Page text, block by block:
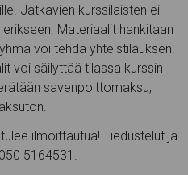
Jatkavien kurssilaisten ei
Materiaalit hankitaan
voi tehdä yhteistilauksen.
voi säilyttää tilassa kurssin
savenpolttomaksu,
ilmoittautua! Tiedustelut ja
5164531.